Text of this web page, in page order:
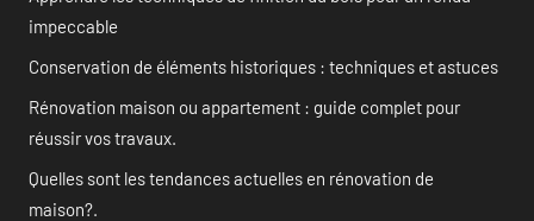
impeccable
Conservation de éléments historiques : techniques et astuces
Rénovation maison ou appartement : guide complet pour
réussir vos travaux.
Quelles sont les tendances actuelles en rénovation de
maison?.